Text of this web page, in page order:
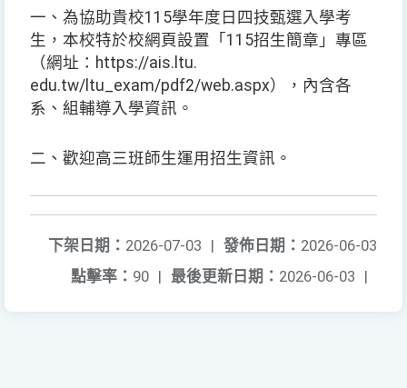
一、為協助貴校115學年度日四技甄選入學考
生，本校特於校網頁設置「115招生簡章」專區
（網址：https://ais.ltu.
edu.tw/ltu_exam/pdf2/web.aspx），內含各
系、組輔導入學資訊。
二、歡迎高三班師生運用招生資訊。
發佈日期： 2026-06-03
下架日期： 2026-07-03 |
最後更新日期： 2026-06-03 |
點擊率： 90 |